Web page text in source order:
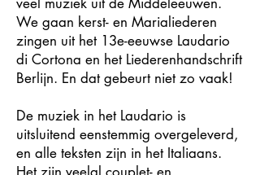
We gaan kerst- en Marialiederen
zingen uit het 13e-eeuwse Laudario
di Cortona en het Liederenhandschrift
Berlijn. En dat gebeurt niet zo vaak!
De muziek in het Laudario is
uitsluitend eenstemmig overgeleverd,
en alle teksten zijn in het Italiaans.